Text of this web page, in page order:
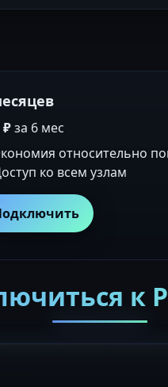
₽за 6 мес
относительно
ко всем узлам
к